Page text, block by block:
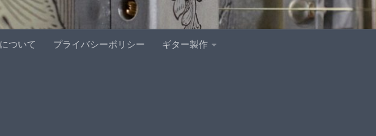
ついて プライバシーポリシー ギター製作